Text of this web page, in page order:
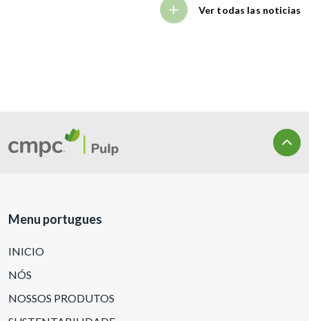
Ver todas las noticias
Menu portugues
INICIO
NÓS
NOSSOS PRODUTOS